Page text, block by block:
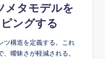
メタモデルを
ングする
ツ構造を定義する。これ
曖昧さが軽減される。